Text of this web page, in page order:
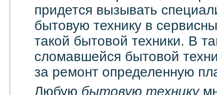
придется вызывать
бытовую технику в
такой бытовой техники. В
сломавшейся бытовой
за ремонт определенную
Любую бытовую технику